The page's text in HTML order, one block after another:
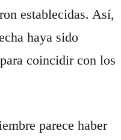
establecidas. Así,
haya sido
coincidir con los
parece haber